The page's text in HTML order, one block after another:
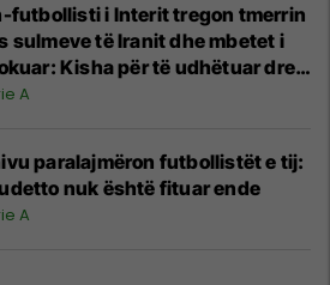
futbollisti i Interit tregon tmerrin
sulmeve të Iranit dhe mbetet i
Kisha për të udhëtuar drejt
A
paralajmëron futbollistët e tij:
nuk është fituar ende
A